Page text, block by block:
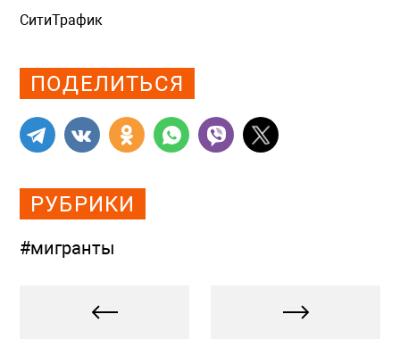
СитиТрафик
ПОДЕЛИТЬСЯ
РУБРИКИ
#мигранты